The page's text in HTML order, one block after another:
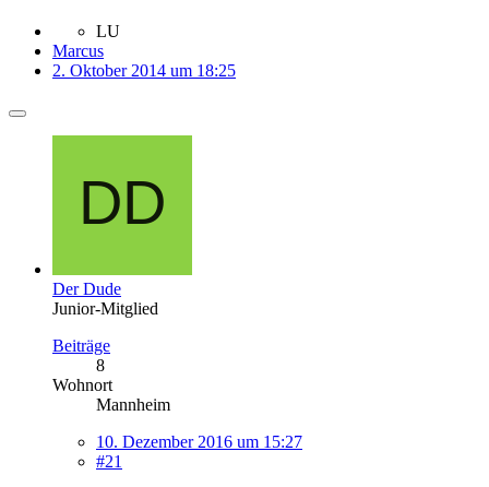
LU
Marcus
2. Oktober 2014 um 18:25
Der Dude
Junior-Mitglied
Beiträge
8
Wohnort
Mannheim
10. Dezember 2016 um 15:27
#21